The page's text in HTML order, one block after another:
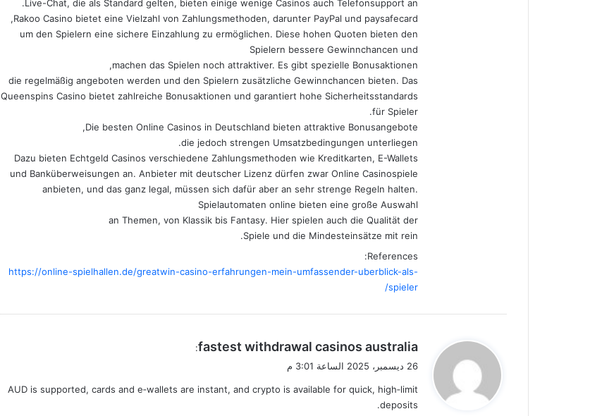
Live-Chat, die als Standard gelten, bieten einige wenige Casinos auch Telefonsupport an.
Rakoo Casino bietet eine Vielzahl von Zahlungsmethoden, darunter PayPal und paysafecard,
um den Spielern eine sichere Einzahlung zu ermöglichen. Diese hohen Quoten bieten den
Spielern bessere Gewinnchancen und
machen das Spielen noch attraktiver. Es gibt spezielle Bonusaktionen,
die regelmäßig angeboten werden und den Spielern zusätzliche Gewinnchancen bieten. Das
Queenspins Casino bietet zahlreiche Bonusaktionen und garantiert hohe Sicherheitsstandards
für Spieler.
Die besten Online Casinos in Deutschland bieten attraktive Bonusangebote,
die jedoch strengen Umsatzbedingungen unterliegen.
Dazu bieten Echtgeld Casinos verschiedene Zahlungsmethoden wie Kreditkarten, E-Wallets
und Banküberweisungen an. Anbieter mit deutscher Lizenz dürfen zwar Online Casinospiele
anbieten, und das ganz legal, müssen sich dafür aber an sehr strenge Regeln halten.
Spielautomaten online bieten eine große Auswahl
an Themen, von Klassik bis Fantasy. Hier spielen auch die Qualität der
Spiele und die Mindesteinsätze mit rein.
References:
https://online-spielhallen.de/greatwin-casino-erfahrungen-mein-umfassender-uberblick-als-
spieler/
ي
ل
fastest withdrawal casinos australia
:
26 ديسمبر، 2025 الساعة 3:01 م
AUD is supported, cards and e‑wallets are instant, and crypto is available for quick, high‑limit
deposits.